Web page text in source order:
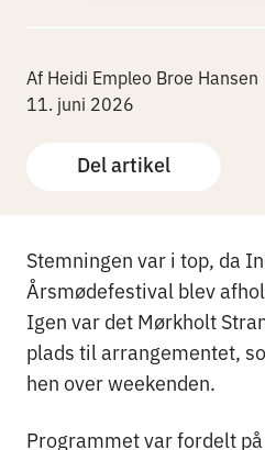
Af Heidi Empleo Broe Hansen
11. juni 2026
Del artikel
Stemningen var i top, da
Årsmødefestival blev
Igen var det Mørkholt
plads til arrangementet,
hen over weekenden.
Programmet var fordelt